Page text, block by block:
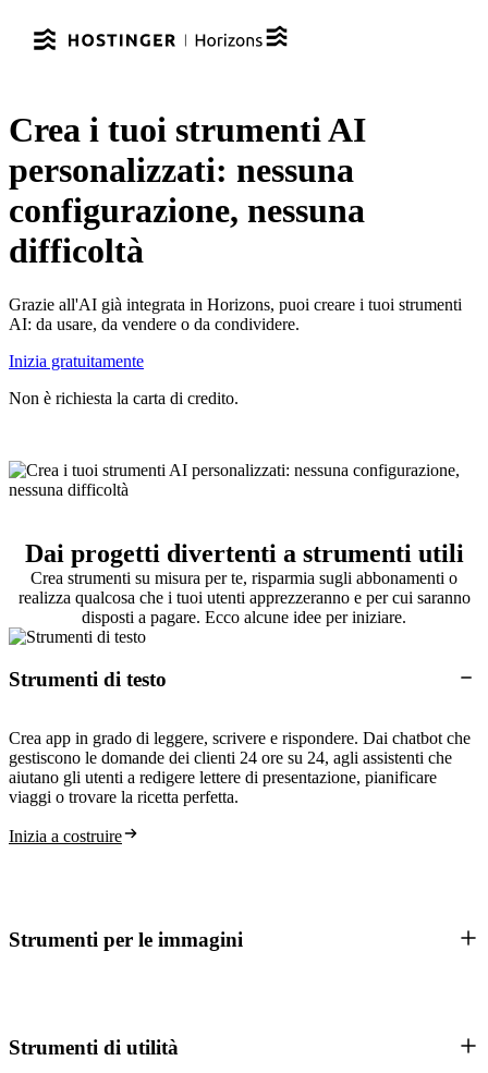
Crea i tuoi strumenti AI
personalizzati: nessuna
configurazione, nessuna
difficoltà
Grazie all'AI già integrata in Horizons, puoi creare i tuoi strumenti
AI: da usare, da vendere o da condividere.
Inizia gratuitamente
Non è richiesta la carta di credito.
Dai progetti divertenti a strumenti utili
Crea strumenti su misura per te, risparmia sugli abbonamenti o
realizza qualcosa che i tuoi utenti apprezzeranno e per cui saranno
disposti a pagare. Ecco alcune idee per iniziare.
Strumenti di testo
Crea app in grado di leggere, scrivere e rispondere. Dai chatbot che
gestiscono le domande dei clienti 24 ore su 24, agli assistenti che
aiutano gli utenti a redigere lettere di presentazione, pianificare
viaggi o trovare la ricetta perfetta.
Inizia a costruire
Strumenti per le immagini
Strumenti di utilità